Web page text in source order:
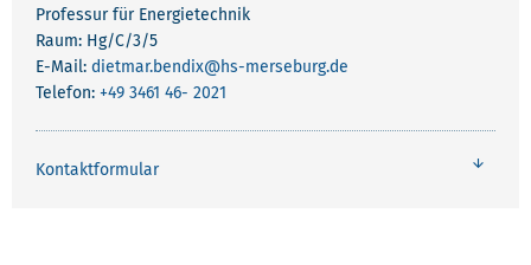
Professur für Energietechnik
Raum: Hg/C/3/5
E-Mail: dietmar.bendix@hs-merseburg.de
Telefon: +49 3461 46- 2021
Kontaktformular